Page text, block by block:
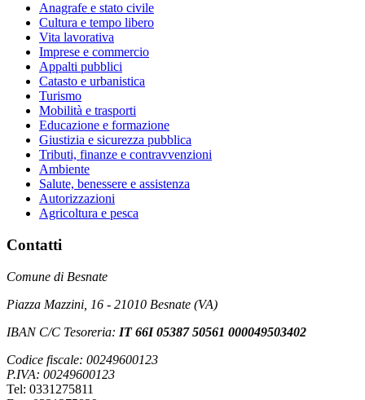
Anagrafe e stato civile
Cultura e tempo libero
Vita lavorativa
Imprese e commercio
Appalti pubblici
Catasto e urbanistica
Turismo
Mobilità e trasporti
Educazione e formazione
Giustizia e sicurezza pubblica
Tributi, finanze e contravvenzioni
Ambiente
Salute, benessere e assistenza
Autorizzazioni
Agricoltura e pesca
Contatti
Comune di Besnate
Piazza Mazzini, 16 - 21010 Besnate (VA)
IBAN C/C Tesoreria: IT 66I 05387 50561 000049503402
Codice fiscale: 00249600123
P.IVA: 00249600123
Tel: 0331275811